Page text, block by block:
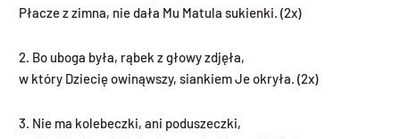
Płacze z zimna, nie dała Mu Matula sukienki. (2x)
2. Bo uboga była, rąbek z głowy zdjęła,
w który Dziecię owinąwszy, siankiem Je okryła. (2x)
3. Nie ma kolebeczki, ani poduszeczki,